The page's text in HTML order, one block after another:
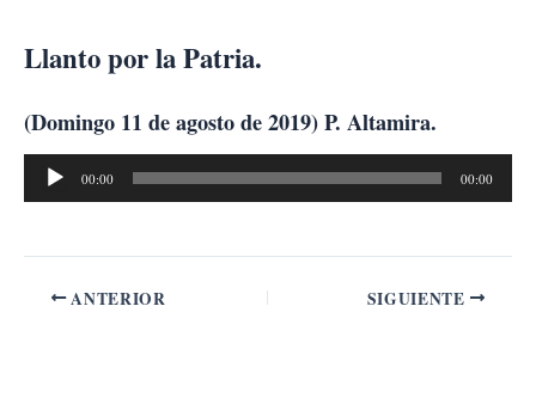
contenido
Llanto por la Patria.
(Domingo 11 de agosto de 2019) P. Altamira.
Reproductor
00:00 00:00
ANTERIOR SIGUIENTE